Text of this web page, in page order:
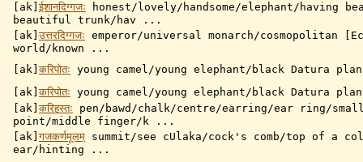
[ak]ईशानदिग्गजः
honest/lovely/handsome/elephant/having
beautiful trunk/hav ...
[ak]उत्तरदिग्गजः emperor/universal monarch/cosmopolitan
world/known ...
[ak]करिपोतः young camel/young elephant/black Datura
[ak]करिपोतः young camel/young elephant/black Datura
[ak]करिहस्तः
pen/bawd/chalk/centre/earring/ear ring/
point/middle finger/k ...
[ak]गजकर्णमूलम् summit/see cUlaka/cock's comb/top of a
ear/hinting ...